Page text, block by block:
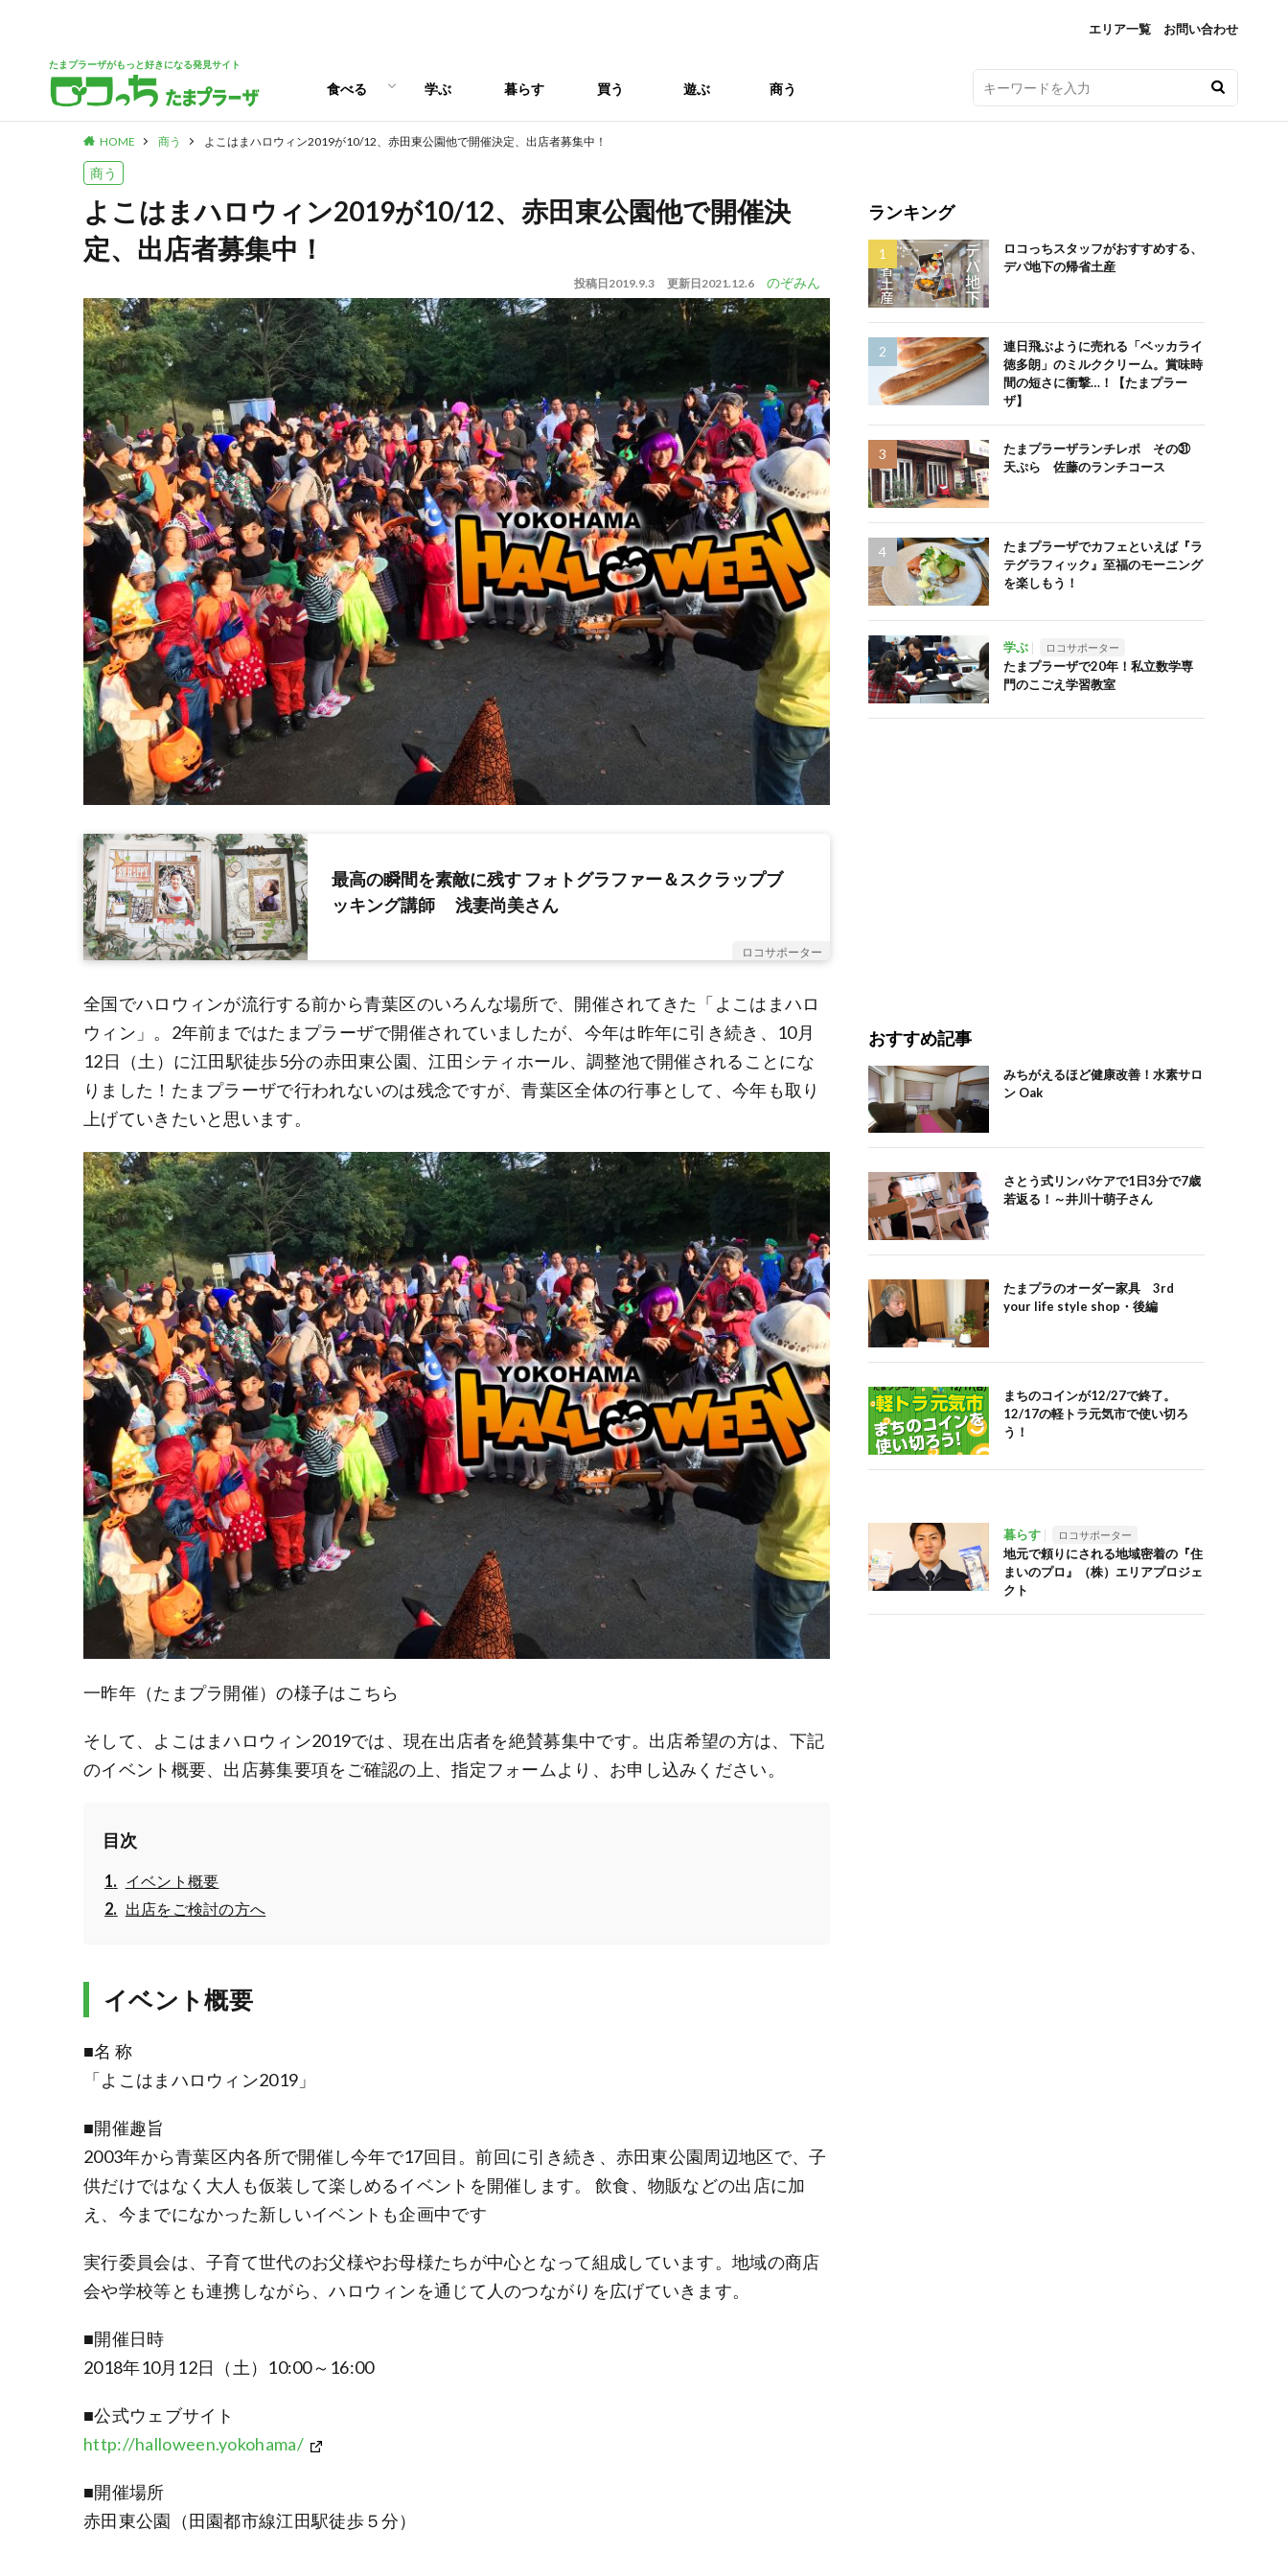
エリア一覧 お問い合わせ
たまプラーザがもっと好きになる発見サイト
食べる
パン
スイーツ
ランチ
カフェ
学ぶ 暮らす 買う 遊ぶ 商う
HOME 商う よこはまハロウィン2019が10/12、赤田東公園他で開催決定、出店者募集中！
商う
よこはまハロウィン2019が10/12、赤田東公園他で開催決
定、出店者募集中！
投稿日2019.9.3 更新日2021.12.6 のぞみん
最高の瞬間を素敵に残す フォトグラファー＆スクラップブ
ッキング講師 浅妻尚美さん
ロコサポーター
全国でハロウィンが流行する前から青葉区のいろんな場所で、開催されてきた「よこはまハロ
ウィン」。2年前まではたまプラーザで開催されていましたが、今年は昨年に引き続き、10月
12日（土）に江田駅徒歩5分の赤田東公園、江田シティホール、調整池で開催されることにな
りました！たまプラーザで行われないのは残念ですが、青葉区全体の行事として、今年も取り
上げていきたいと思います。
一昨年（たまプラ開催）の様子はこちら
そして、よこはまハロウィン2019では、現在出店者を絶賛募集中です。出店希望の方は、下記
のイベント概要、出店募集要項をご確認の上、指定フォームより、お申し込みください。
目次
イベント概要
出店をご検討の方へ
イベント概要
■名 称
「よこはまハロウィン2019」
■開催趣旨
2003年から青葉区内各所で開催し今年で17回目。前回に引き続き、赤田東公園周辺地区で、子
供だけではなく大人も仮装して楽しめるイベントを開催します。 飲食、物販などの出店に加
え、今までになかった新しいイベントも企画中です
実行委員会は、子育て世代のお父様やお母様たちが中心となって組成しています。地域の商店
会や学校等とも連携しながら、ハロウィンを通じて人のつながりを広げていきます。
■開催日時
2018年10月12日（土）10:00～16:00
■公式ウェブサイト
http://halloween.yokohama/
■開催場所
赤田東公園（田園都市線江田駅徒歩５分）
ランキング
ロコっちスタッフがおすすめする、
デパ地下の帰省土産
連日飛ぶように売れる「ベッカライ
徳多朗」のミルククリーム。賞味時
間の短さに衝撃…！【たまプラー
ザ】
たまプラーザランチレポ その㉛
天ぷら 佐藤のランチコース
たまプラーザでカフェといえば『ラ
テグラフィック』至福のモーニング
を楽しもう！
学ぶ ロコサポーター
たまプラーザで20年！私立数学専
門のこごえ学習教室
おすすめ記事
みちがえるほど健康改善！水素サロ
ン Oak
さとう式リンパケアで1日3分で7歳
若返る！～井川十萌子さん
たまプラのオーダー家具 3rd
your life style shop・後編
まちのコインが12/27で終了。
12/17の軽トラ元気市で使い切ろ
う！
暮らす ロコサポーター
地元で頼りにされる地域密着の『住
まいのプロ』（株）エリアプロジェ
クト